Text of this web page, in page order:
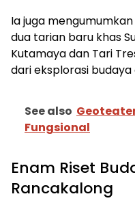
Ia juga
dua tarian baru khas
Kutamaya dan Tari
dari eksplorasi
See also
Fungsional
Enam Riset
Rancakalong